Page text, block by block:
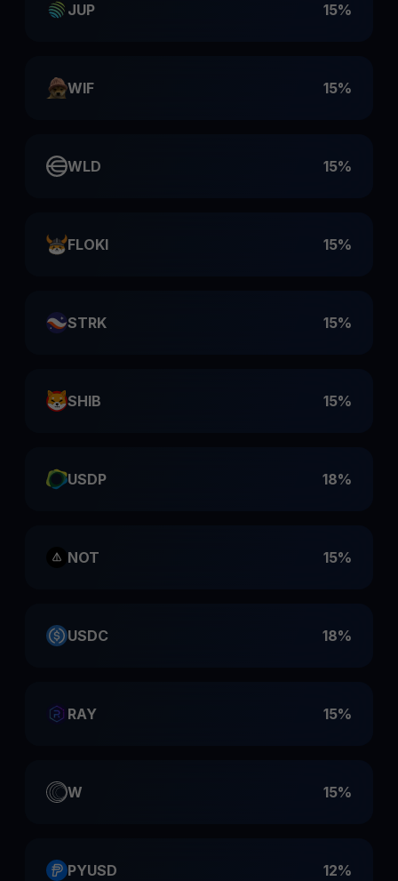
JUP 15%
WIF 15%
WLD 15%
FLOKI 15%
STRK 15%
SHIB 15%
USDP 18%
NOT 15%
USDC 18%
RAY 15%
W 15%
PYUSD 12%